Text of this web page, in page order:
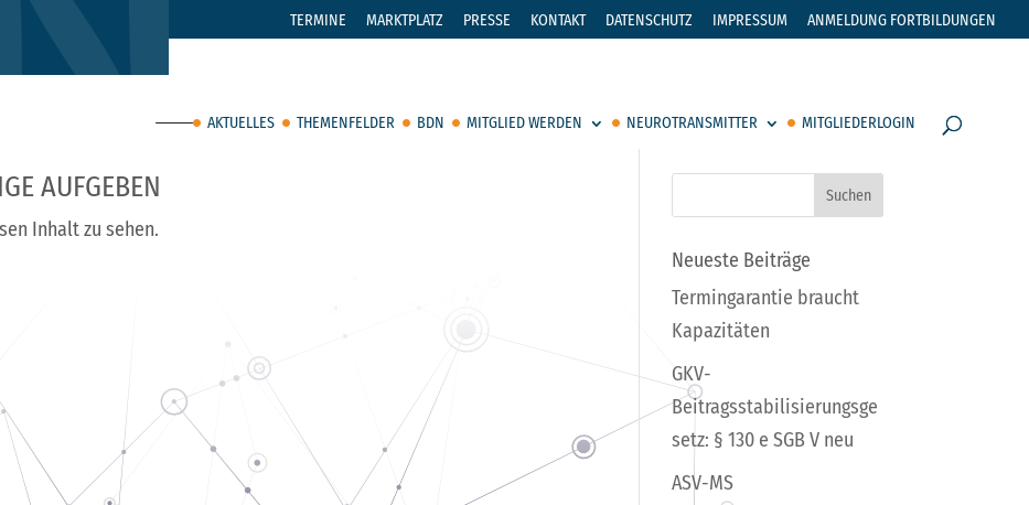
TERMINE MARKTPLATZ PRESSE KONTAKT DATENSCHUTZ IMPRESSUM ANMELDUNG FORTBILDUNGEN
AKTUELLES THEMENFELDER BDN MITGLIED WERDEN NEUROTRANSMITTER MITGLIEDERLOGIN
AUFGEBEN
Inhalt zu sehen.
Neueste Beiträge
Termingarantie braucht
Kapazitäten
GKV-
Beitragsstabilisierungsge
setz: § 130 e SGB V neu
ASV-MS